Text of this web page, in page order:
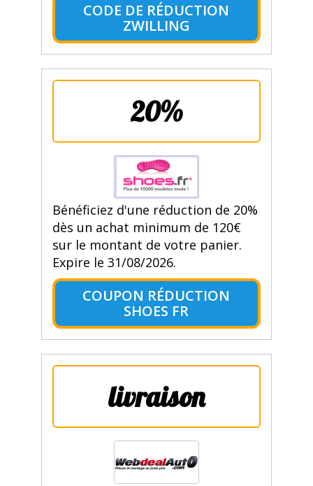
CODE DE RÉDUCTION
ZWILLING
20%
Bénéficiez d'une réduction de 20%
dès un achat minimum de 120€
sur le montant de votre panier.
Expire le 31/08/2026.
COUPON RÉDUCTION
SHOES FR
livraison